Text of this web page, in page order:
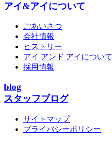
アイ&アイについて
ごあいさつ
会社情報
ヒストリー
アイ アンド アイについて
採用情報
blog
スタッフブログ
サイトマップ
プライバシーポリシー